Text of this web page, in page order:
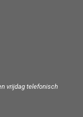
vrijdag telefonisch